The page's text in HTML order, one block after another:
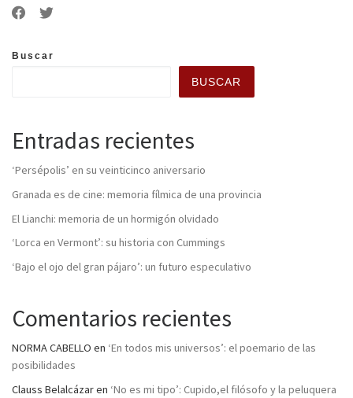
Buscar
BUSCAR
Entradas recientes
‘Persépolis’ en su veinticinco aniversario
Granada es de cine: memoria fílmica de una provincia
El Lianchi: memoria de un hormigón olvidado
‘Lorca en Vermont’: su historia con Cummings
‘Bajo el ojo del gran pájaro’: un futuro especulativo
Comentarios recientes
NORMA CABELLO en ‘En todos mis universos’: el poemario de las
posibilidades
Clauss Belalcázaren ‘No es mi tipo’: Cupido,el filósofo y la peluquera